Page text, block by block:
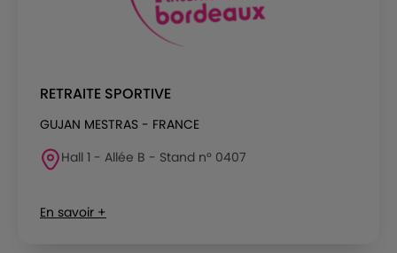
RETRAITE SPORTIVE
GUJAN MESTRAS - FRANCE
Hall 1 - Allée B - Stand n° 0407
En savoir +